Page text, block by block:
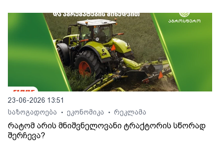
23-06-2026 13:51
საზოგადოება
• ეკონომიკა • რეკლამა
რატომ არის მნიშვნელოვანი ტრაქტორის სწორად
შერჩევა?